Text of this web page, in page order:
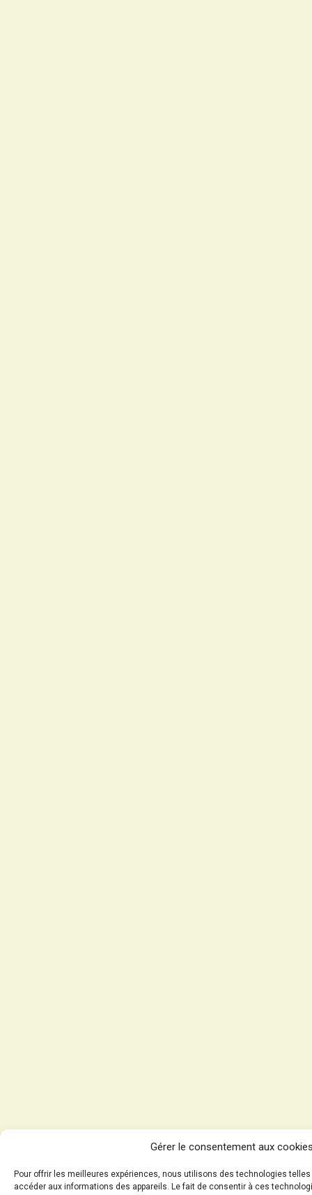
Gérer le consentement aux
Pour offrir les meilleures expériences, nous utilisons des technologies
accéder aux informations des appareils. Le fait de consentir à ces